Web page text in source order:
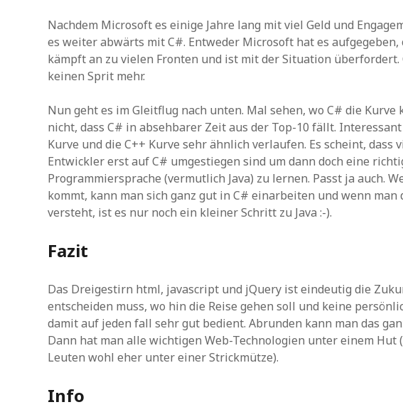
Nachdem Microsoft es einige Jahre lang mit viel Geld und
es weiter abwärts mit C#. Entweder Microsoft hat es
kämpft an zu vielen Fronten und ist mit der Situation
keinen Sprit mehr.
Nun geht es im Gleitflug nach unten. Mal sehen, wo C# die Kurve
nicht, dass C# in absehbarer Zeit aus der Top-10 fällt.
Kurve und die C++ Kurve sehr ähnlich verlaufen. Es scheint, dass
Entwickler erst auf C# umgestiegen sind um dann doch eine
Programmiersprache (vermutlich Java) zu lernen. Passt ja auch.
kommt, kann man sich ganz gut in C# einarbeiten und wenn man
versteht, ist es nur noch ein kleiner Schritt zu Java :-).
Fazit
Das Dreigestirn html, javascript und jQuery ist eindeutig die
entscheiden muss, wo hin die Reise gehen soll und keine
damit auf jeden fall sehr gut bedient. Abrunden kann man das
Dann hat man alle wichtigen Web-Technologien unter einem Hut
Leuten wohl eher unter einer Strickmütze).
Info